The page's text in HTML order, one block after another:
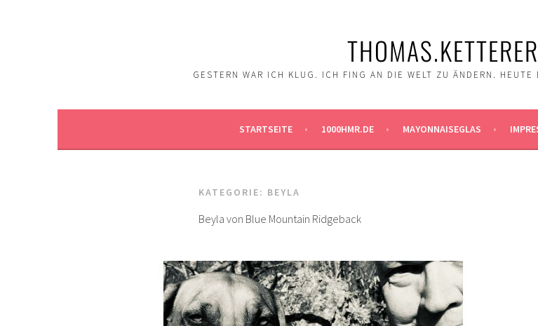
GESTERN WAR ICH KLUG. ICH FING AN DIE WELT ZU ÄNDERN.
STARTSEITE 1000HMR.DE MAYONNAISEGLAS
KATEGORIE: BEYLA
Beyla von Blue Mountain Ridgeback